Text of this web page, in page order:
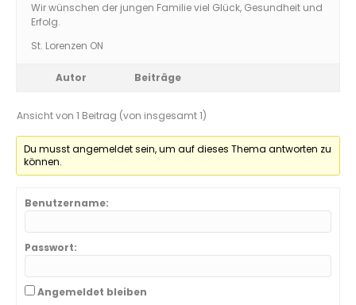
Wir wünschen der jungen Familie viel Glück, Gesundheit und
Erfolg.
St. Lorenzen ON
Autor Beiträge
Ansicht von 1 Beitrag (von insgesamt 1)
Du musst angemeldet sein, um auf dieses Thema antworten zu
können.
Benutzername:
Passwort:
Angemeldet bleiben